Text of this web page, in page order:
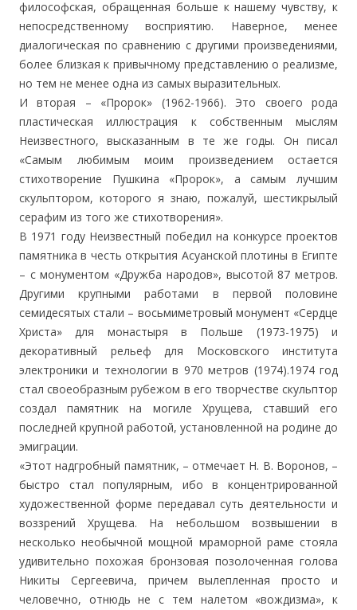
философская, обращенная больше к нашему чувству, к
непосредственному восприятию. Наверное, менее
диалогическая по сравнению с другими произведениями,
более близкая к привычному представлению о реализме,
но тем не менее одна из самых выразительных.
И вторая – «Пророк» (1962-1966). Это своего рода
пластическая иллюстрация к собственным мыслям
Неизвестного, высказанным в те же годы. Он писал
«Cамым любимым моим произведением остается
стихотворение Пушкина «Пророк», а самым лучшим
скульптором, которого я знаю, пожалуй, шестикрылый
серафим из того же стихотворения».
В 1971 году Неизвестный победил на конкурсе проектов
памятника в честь открытия Асуанской плотины в Египте
– с монументом «Дружба народов», высотой 87 метров.
Другими крупными работами в первой половине
семидесятых стали – восьмиметровый монумент «Сердце
Христа» для монастыря в Польше (1973-1975) и
декоративный рельеф для Московского института
электроники и технологии в 970 метров (1974).1974 год
стал своеобразным рубежом в его творчестве скульптор
создал памятник на могиле Хрущева, ставший его
последней крупной работой, установленной на родине до
эмиграции.
«Этот надгробный памятник, – отмечает Н. В. Воронов, –
быстро стал популярным, ибо в концентрированной
художественной форме передавал суть деятельности и
воззрений Хрущева. На небольшом возвышении в
несколько необычной мощной мраморной раме стояла
удивительно похожая бронзовая позолоченная голова
Никиты Сергеевича, причем вылепленная просто и
человечно, отнюдь не с тем налетом «вождизма», к